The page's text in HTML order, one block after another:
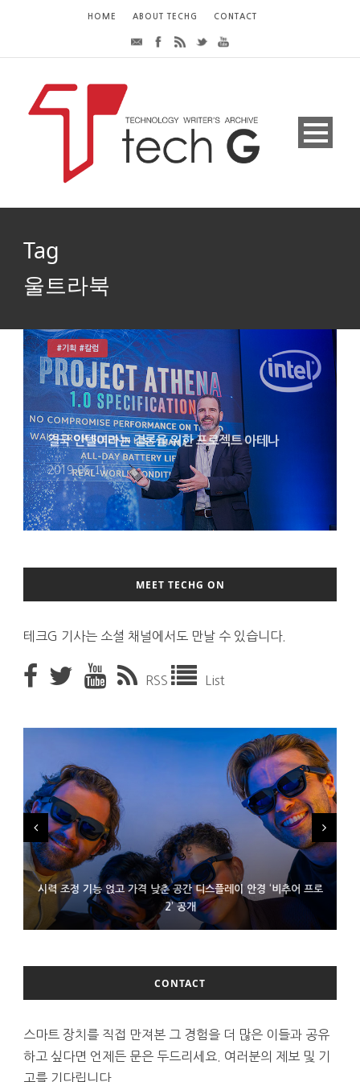
HOME ABOUT TECHG CONTACT
Tag
울트라북
결국 인텔이라는 결론을 위한 프로젝트 아테나
2019-06-11
#기획 #칼럼
MEET TECHG ON
테크G 기사는 소셜 채널에서도 만날 수 있습니다.
RSS List
시력 조정 기능 얹고 가격 낮춘 공간 디스플레이 안경 ‘비추어 프로
2’ 공개
D램 부족에 10억달러어치 아이폰18 프로세서 패키징 대기 중
300~400달러 반지형 스피커 준비하는 오픈AI
CONTACT
스마트 장치를 직접 만져본 그 경험을 더 많은 이들과 공유
하고 싶다면 언제든 문은 두드리세요. 여러분의 제보 및 기
고를 기다립니다.